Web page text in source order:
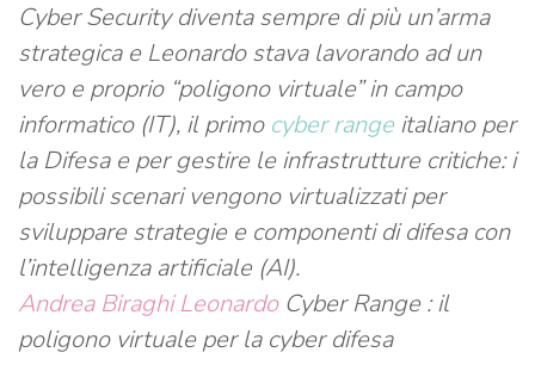
Cyber Security diventa sempre di più un’arma
strategica e Leonardo stava lavorando ad un
vero e proprio “poligono virtuale” in campo
informatico (IT), il primo cyber range italiano per
la Difesa e per gestire le infrastrutture critiche: i
possibili scenari vengono virtualizzati per
sviluppare strategie e componenti di difesa con
l’intelligenza artificiale (AI).
Andrea Biraghi LeonardoCyber Range : il
poligono virtuale per la cyber difesa